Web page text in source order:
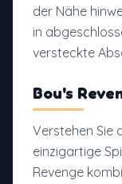
der Nähe
in
versteckte
Bou's
Verstehen Sie
einzigartige
Revenge